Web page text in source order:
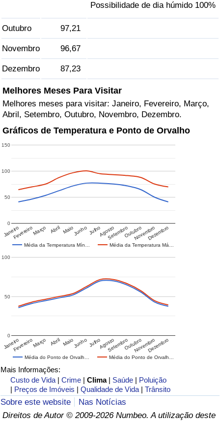
Possibilidade de dia húmido 100%
Outubro 97,21
Novembro 96,67
Dezembro 87,23
Melhores Meses Para Visitar
Melhores meses para visitar: Janeiro, Fevereiro, Março,
Abril, Setembro, Outubro, Novembro, Dezembro.
Gráficos de Temperatura e Ponto de Orvalho
Média da Temperatura Mín… Média da Temperatura Má…
JaneiroFevereiroMarço Abril MaioJunho JulhoAgostoSetembroOutubroNovembroDezembro
0
50
100
150
Média do Ponto de Orvalh… Média do Ponto de Orvalh…
JaneiroFevereiroMarço Abril MaioJunho JulhoAgostoSetembroOutubroNovembroDezembro
0
50
100
Mais Informações:
Custo de Vida |Crime |Clima | Saúde | Poluição
| Preços de Imóveis |Qualidade de Vida |Trânsito
Sobre este website
Nas Notícias
Direitos de Autor © 2009-2026 Numbeo. A utilização deste